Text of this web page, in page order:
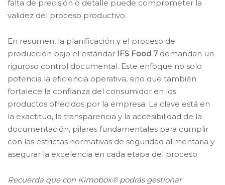
falta de precisión o detalle puede comprometer la
validez del proceso productivo.
En resumen, la planificación y el proceso de
producción bajo el estándar IFS Food 7 demandan un
riguroso control documental. Este enfoque no solo
potencia la eficiencia operativa, sino que también
fortalece la confianza del consumidor en los
productos ofrecidos por la empresa. La clave está en
la exactitud, la transparencia y la accesibilidad de la
documentación, pilares fundamentales para cumplir
con las estrictas normativas de seguridad alimentaria y
asegurar la excelencia en cada etapa del proceso.
Recuerda que con Kimobox® podrás gestionar